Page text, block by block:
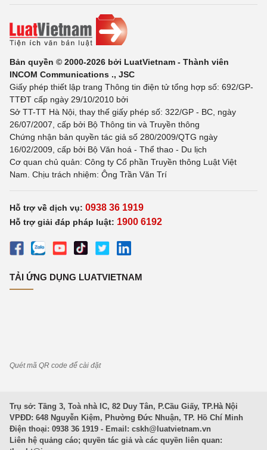
Bản quyền © 2000-2026 bởi LuatVietnam - Thành viên
INCOM Communications ., JSC
Giấy phép thiết lập trang Thông tin điện tử tổng hợp số: 692/GP-
TTĐT cấp ngày 29/10/2010 bởi
Sở TT-TT Hà Nội, thay thế giấy phép số: 322/GP - BC, ngày
26/07/2007, cấp bởi Bộ Thông tin và Truyền thông
Chứng nhận bản quyền tác giả số 280/2009/QTG ngày
16/02/2009, cấp bởi Bộ Văn hoá - Thể thao - Du lịch
Cơ quan chủ quản: Công ty Cổ phần Truyền thông Luật Việt
Nam. Chịu trách nhiệm: Ông Trần Văn Trí
Hỗ trợ về dịch vụ: 0938 36 1919
Hỗ trợ giải đáp pháp luật: 1900 6192
TẢI ỨNG DỤNG LUATVIETNAM
Quét mã QR code để cài đặt
Trụ sở: Tầng 3, Toà nhà IC, 82 Duy Tân, P.Cầu Giấy, TP.Hà Nội
VPĐD: 648 Nguyễn Kiệm, Phường Đức Nhuận, TP. Hồ Chí Minh
Điện thoại: 0938 36 1919 - Email: cskh@luatvietnam.vn
Liên hệ quảng cáo; quyền tác giả và các quyền liên quan: